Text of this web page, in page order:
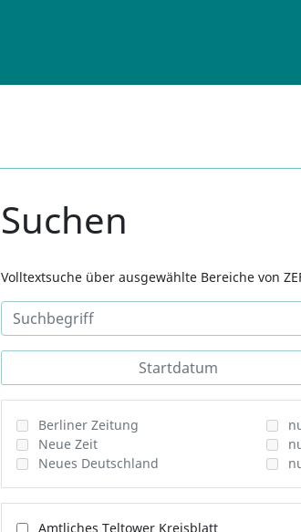
Suchen
Volltextsuche über ausgewählte Bereiche von
Berliner Zeitung
Neue Zeit
Neues Deutschland
Amtliches Teltower Kreisblatt